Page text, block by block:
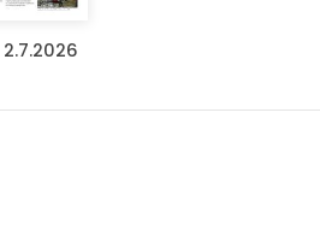
2.7.2026